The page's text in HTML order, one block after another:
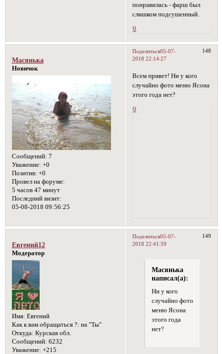
понравилась - фарш был
слишком подсушенный.
0
Поделиться 148
05-07-
2018 22:14:27
Масянька
Новичок
Сообщений: 7
Уважение: +0
Позитив: +0
Провел на форуме:
5 часов 47 минут
Последний визит:
05-08-2018 09:56:25
Всем привет! Ни у кого
случайно фото меню Ясона
этого года нет?
0
Поделиться 149
05-07-
2018 22:41:59
Евгений12
Модератор
Имя: Евгений
Как к вам обращаться ?: на "Ты"
Откуда: Курская обл.
Сообщений: 6232
Уважение: +215
Масянька
написал(а):
Ни у кого
случайно фото
меню Ясона
этого года
нет?